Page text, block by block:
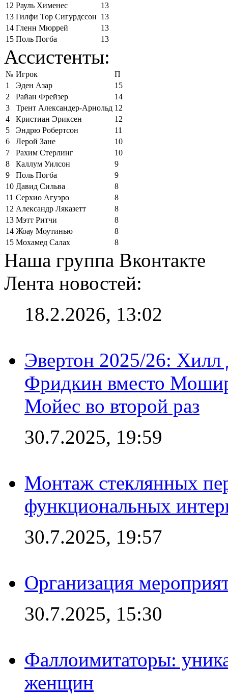
12 Рауль Хименес
13
13 Гилфи Тор Сигурдссон 13
14 Гленн Мюррей
13
15 Поль Погба 13
Ассистенты:
№ Игрок
П
1
Эден Азар
15
2
Райан Фрейзер
14
3
Трент Александер-Арнольд 12
4
Кристиан Эриксен
12
5
Эндрю Робертсон
11
6
Лерой Зане
10
7
Рахим Стерлинг
10
8
Каллум Уилсон
9
9
Поль Погба
9
10 Давид Сильва
8
11 Серхио Агуэро
8
12 Александр Ляказетт
8
13 Мэтт Ритчи
8
14 Жоау Моутинью
8
15 Мохамед Салах 8
Наша группа Вконтакте
Лента новостей:
18.2.2026, 13:02
Эвертон 2025/26:
Фридкин вместо
Мойес во второй раз
30.7.2025, 19:59
Монтаж стеклянных
функциональных
30.7.2025, 19:57
Организация
30.7.2025, 15:30
Фаллоимитаторы:
женщин